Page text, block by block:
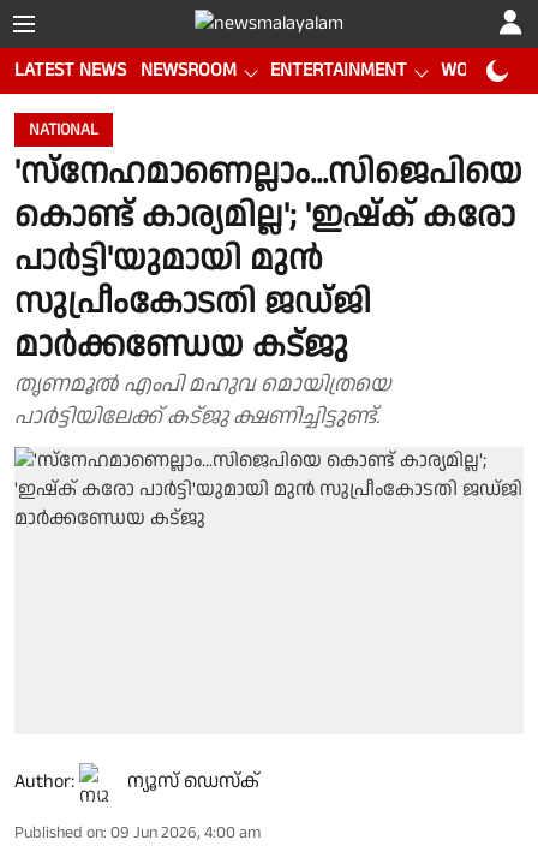
LATEST NEWS NEWSROOM ENTERTAINMENT WORLD CUP
NATIONAL
'സ്‌നേഹമാണെല്ലാം...സിജെപിയെ
കൊണ്ട് കാര്യമില്ല'; 'ഇഷ്‌ക് കരോ
പാര്‍ട്ടി'യുമായി മുന്‍
സുപ്രീംകോടതി ജഡ്ജി
മാര്‍ക്കണ്ഡേയ കട്ജു
തൃണമൂല്‍ എംപി മഹുവ മൊയിത്രയെ
പാര്‍ട്ടിയിലേക്ക് കട്ജു ക്ഷണിച്ചിട്ടുണ്ട്.
Author: ന്യൂസ് ഡെസ്ക്
Published on: 09 Jun 2026, 4:00 am